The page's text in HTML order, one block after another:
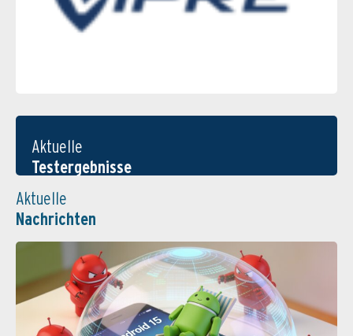
Aktuelle
Testergebnisse
Aktuelle
Nachrichten